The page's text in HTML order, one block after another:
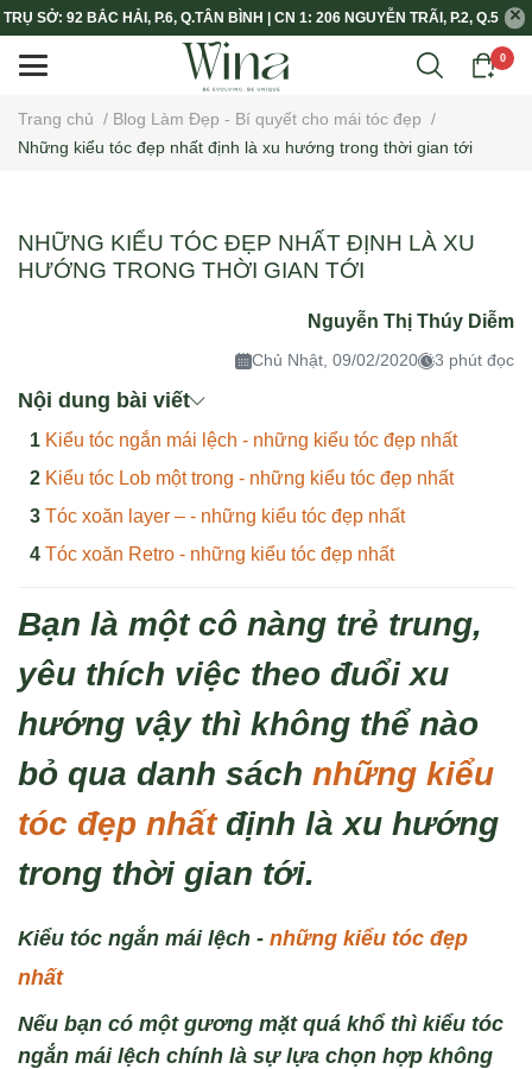
TRỤ SỞ: 92 BẮC HẢI, P.6, Q.TÂN BÌNH | CN 1: 206 NGUYỄN TRÃI, P.2, Q.5
0
Trang chủ / Blog Làm Đẹp - Bí quyết cho mái tóc đẹp /
Những kiểu tóc đẹp nhất định là xu hướng trong thời gian tới
NHỮNG KIỂU TÓC ĐẸP NHẤT ĐỊNH LÀ XU
HƯỚNG TRONG THỜI GIAN TỚI
Nguyễn Thị Thúy Diễm
Chủ Nhật, 09/02/2020 3 phút đọc
Nội dung bài viết
Kiểu tóc ngắn mái lệch - những kiểu tóc đẹp nhất
Kiểu tóc Lob một trong - những kiểu tóc đẹp nhất
Tóc xoăn layer – - những kiểu tóc đẹp nhất
Tóc xoăn Retro - những kiểu tóc đẹp nhất
Bạn là một cô nàng trẻ trung,
yêu thích việc theo đuổi xu
hướng vậy thì không thể nào
bỏ qua danh sách những kiểu
tóc đẹp nhấtđịnh là xu hướng
trong thời gian tới.
Kiểu tóc ngắn mái lệch - những kiểu tóc đẹp
nhất
Nếu bạn có một gương mặt quá khổ thì kiểu tóc
ngắn mái lệch chính là sự lựa chọn hợp không